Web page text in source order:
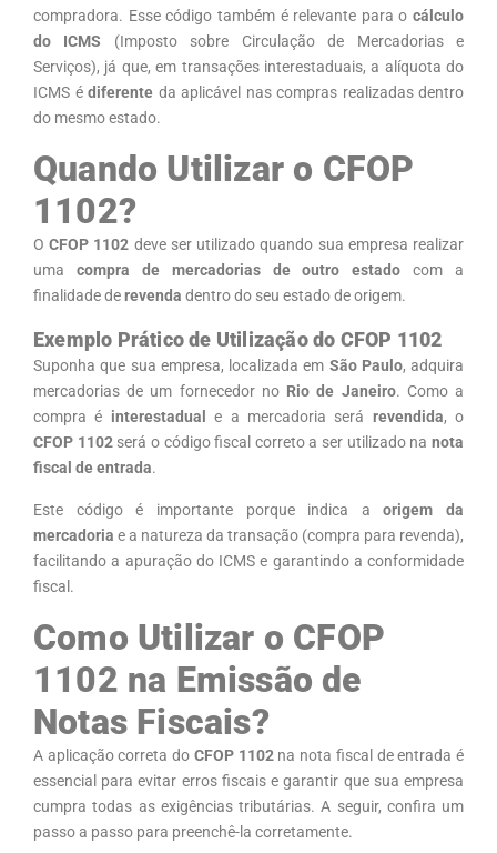
compradora. Esse código também é relevante para o cálculo
do ICMS (Imposto sobre Circulação de Mercadorias e
Serviços), já que, em transações interestaduais, a alíquota do
ICMS é diferente da aplicável nas compras realizadas dentro
do mesmo estado.
Quando Utilizar o CFOP
1102?
OCFOP 1102 deve ser utilizado quando sua empresa realizar
uma compra de mercadorias de outro estado com a
finalidade derevenda dentro do seu estado de origem.
Exemplo Prático de Utilização do CFOP 1102
Suponha que sua empresa, localizada em São Paulo, adquira
mercadorias de um fornecedor no Rio de Janeiro. Como a
compra é interestadual e a mercadoria será revendida, o
CFOP 1102será o código fiscal correto a ser utilizado nanota
fiscal de entrada.
Este código é importante porque indica aorigem da
mercadoria e a natureza da transação (compra para revenda),
facilitando a apuração do ICMS e garantindo a conformidade
fiscal.
Como Utilizar o CFOP
1102 na Emissão de
Notas Fiscais?
A aplicação correta do CFOP 1102na nota fiscal de entrada é
essencial para evitar erros fiscais e garantir que sua empresa
cumpra todas as exigências tributárias. A seguir, confira um
passo a passo para preenchê-la corretamente.